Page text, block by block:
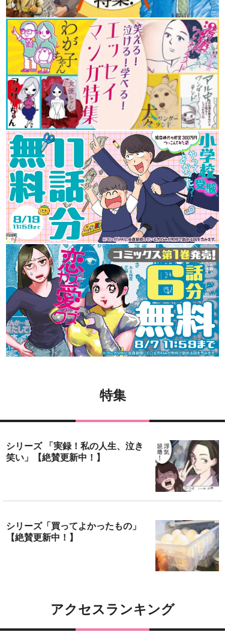
特集
シリーズ 「実録！私の人生、泣き
笑い」【絶賛更新中！】
シリーズ「買ってよかったもの」
【絶賛更新中！】
アクセスランキング